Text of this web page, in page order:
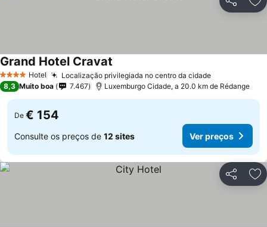
Partilhar
4 EstrelasHotel Localização privilegiada no centro da cidadeVer preços
Grand Hotel Cravat
8,3 Muito boa 7.467 Luxemburgo Cidade, a 20.0 km de Rédange
De € 154
Consulte os preços de 12 sites Ver preços
Partilhar